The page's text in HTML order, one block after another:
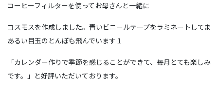
コーヒーフィルターを使ってお母さんと一緒に
コスモスを作成しました。青いビニールテープをラミネートしてま
あるい目玉のとんぼも飛んでいます１
「カレンダー作りで季節を感じることができて、毎月とても楽しみ
です。」と好評いただいております。